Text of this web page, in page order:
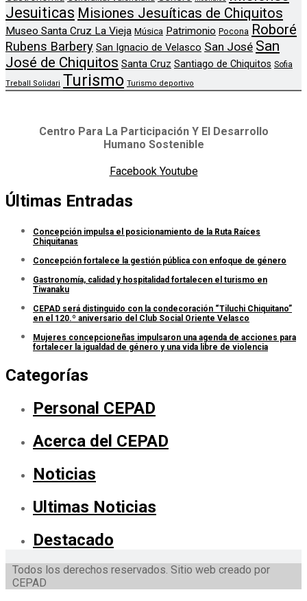
Jesuiticas Misiones Jesuíticas de Chiquitos
Museo Santa Cruz La Vieja Música Patrimonio Pocona Roboré
Rubens Barbery San Ignacio de Velasco San José San
José de Chiquitos Santa Cruz Santiago de Chiquitos Sofia
Treball Solidari Turismo Turismo deportivo
Centro Para La Participación Y El Desarrollo
Humano Sostenible
Facebook Youtube
Últimas Entradas
Concepción impulsa el posicionamiento de la Ruta Raíces
Chiquitanas
Concepción fortalece la gestión pública con enfoque de género
Gastronomía, calidad y hospitalidad fortalecen el turismo en
Tiwanaku
CEPAD será distinguido con la condecoración “Tiluchi Chiquitano”
en el 120.º aniversario del Club Social Oriente Velasco
Mujeres concepcioneñas impulsaron una agenda de acciones para
fortalecer la igualdad de género y una vida libre de violencia
Categorías
Personal CEPAD
Acerca del CEPAD
Noticias
Ultimas Noticias
Destacado
Todos los derechos reservados. Sitio web creado por
CEPAD